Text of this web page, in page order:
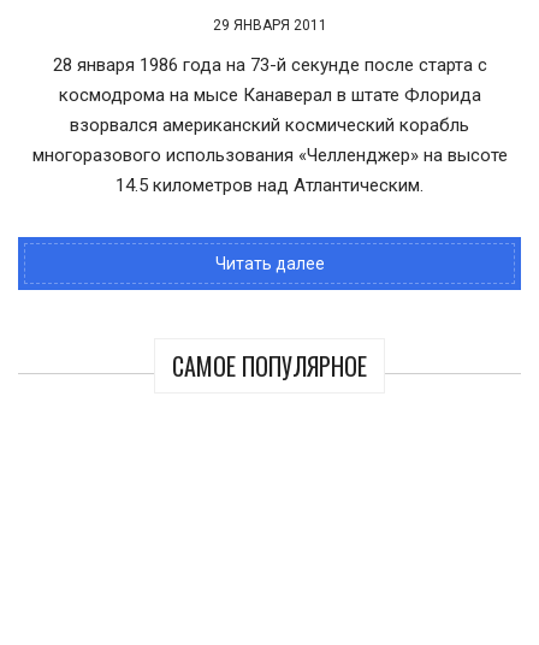
29 ЯНВАРЯ 2011
28 января 1986 года на 73-й секунде после старта с
космодрома на мысе Канаверал в штате Флорида
взорвался американский космический корабль
многоразового использования «Челленджер» на высоте
14.5 километров над Атлантическим.
Читать далее
САМОЕ ПОПУЛЯРНОЕ